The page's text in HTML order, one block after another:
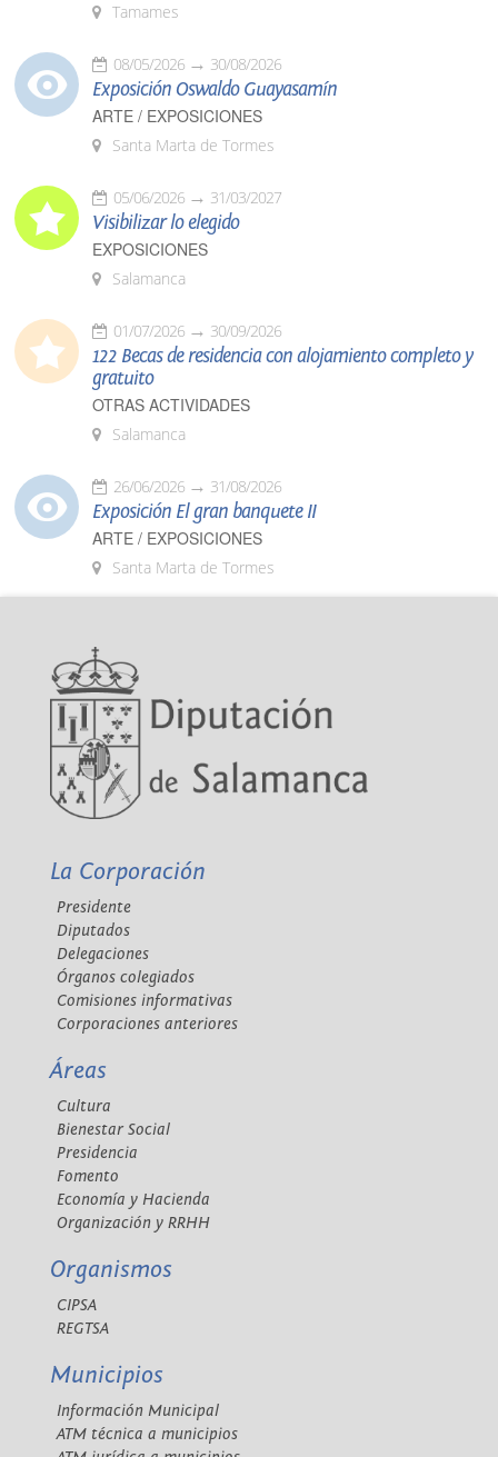
Tamames
08/05/2026 30/08/2026
Exposición Oswaldo Guayasamín
ARTE / EXPOSICIONES
Santa Marta de Tormes
05/06/2026 31/03/2027
Visibilizar lo elegido
EXPOSICIONES
Salamanca
01/07/2026 30/09/2026
122 Becas de residencia con alojamiento completo y
gratuito
OTRAS ACTIVIDADES
Salamanca
26/06/2026 31/08/2026
Exposición El gran banquete II
ARTE / EXPOSICIONES
Santa Marta de Tormes
La Corporación
Presidente
Diputados
Delegaciones
Órganos colegiados
Comisiones informativas
Corporaciones anteriores
Áreas
Cultura
Bienestar Social
Presidencia
Fomento
Economía y Hacienda
Organización y RRHH
Organismos
CIPSA
REGTSA
Municipios
Información Municipal
ATM técnica a municipios